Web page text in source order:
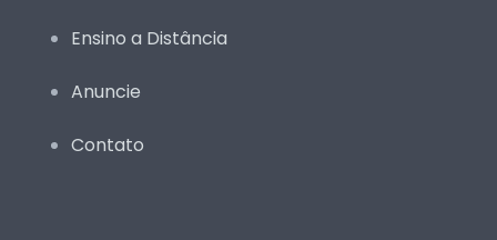
Ensino a Distância
Anuncie
Contato